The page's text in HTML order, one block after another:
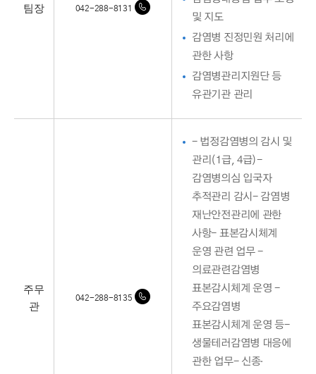
팀장 042-288-8131
및 지도
감염병 진정민원 처리에
관한 사항
감염병관리지원단 등
유관기관 관리
주무
관
042-288-8135
- 법정감염병의 감시 및
관리(1급, 4급)-
감염병의심 입국자
추적관리 감시- 감염병
재난안전관리에 관한
사항- 표본감시체계
운영 관련 업무 -
의료관련감염병
표본감시체계 운영 -
주요감염병
표본감시체계 운영 등-
생물테러감염병 대응에
관한 업무- 신종·